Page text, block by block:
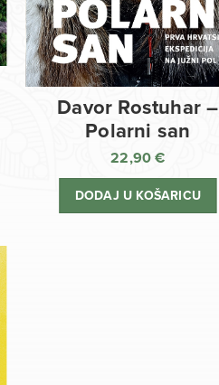
Davor Rostuhar –
Polarni san
22,90€
DODAJ U KOŠARICU